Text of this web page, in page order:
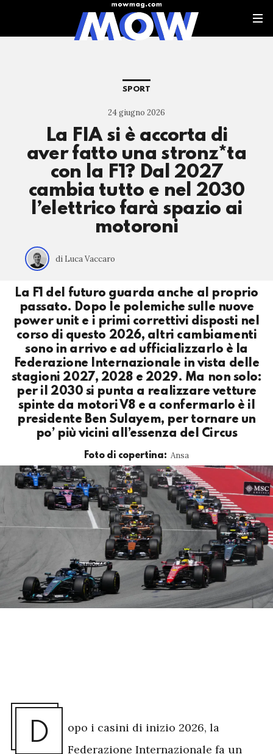
SPORT
24 giugno 2026
La FIA si è accorta di
aver fatto una stronz*ta
con la F1? Dal 2027
cambia tutto e nel 2030
l’elettrico farà spazio ai
motoroni
di Luca Vaccaro
La F1 del futuro guarda anche al proprio
passato. Dopo le polemiche sulle nuove
power unit e i primi correttivi disposti nel
corso di questo 2026, altri cambiamenti
sono in arrivo e ad ufficializzarlo è la
Federazione Internazionale in vista delle
stagioni 2027, 2028 e 2029. Ma non solo:
per il 2030 si punta a realizzare vetture
spinte da motori V8 e a confermarlo è il
presidente Ben Sulayem, per tornare un
po’ più vicini all’essenza del Circus
Foto di copertina: Ansa
D
opo i casini di inizio 2026, la
Federazione Internazionale fa un